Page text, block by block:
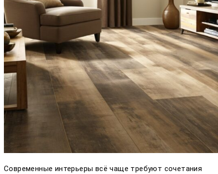
Современные интерьеры всё чаще требуют сочетания